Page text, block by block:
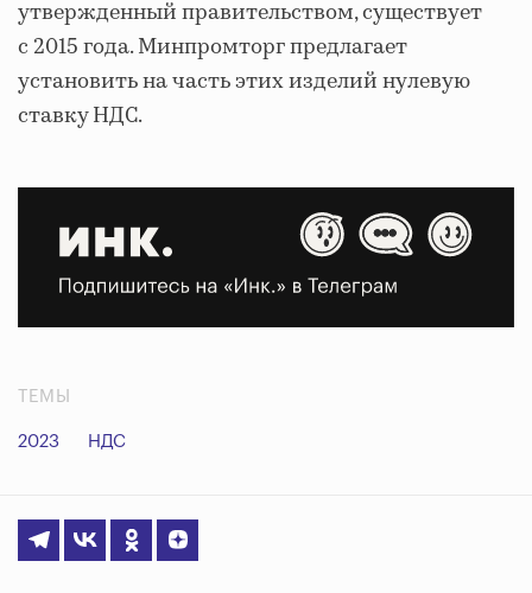
утвержденный правительством, существует
с 2015 года. Минпромторг предлагает
установить на часть этих изделий нулевую
ставку НДС.
ТЕМЫ
2023 НДС